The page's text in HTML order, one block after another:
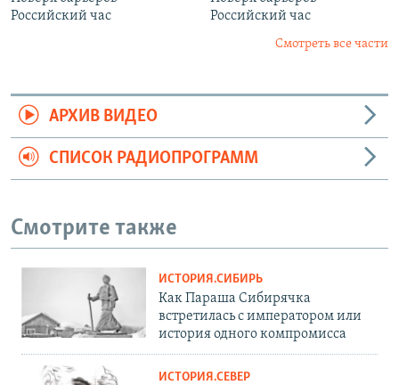
Российский час
Российский час
Смотреть все части
АРХИВ ВИДЕО
СПИСОК РАДИОПРОГРАММ
Смотрите также
ИСТОРИЯ.СИБИРЬ
Как Параша Сибирячка
встретилась с императором или
история одного компромисса
ИСТОРИЯ.СЕВЕР